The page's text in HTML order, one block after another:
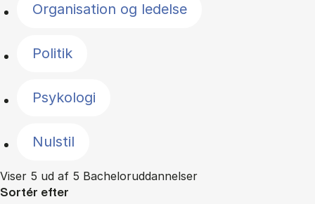
Organisation og ledelse
Politik
Psykologi
Nulstil
Viser 5 ud af 5 Bacheloruddannelser
Sortér efter